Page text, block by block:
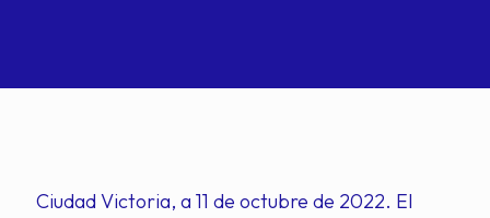
Ciudad Victoria, a 11 de octubre de 2022. El